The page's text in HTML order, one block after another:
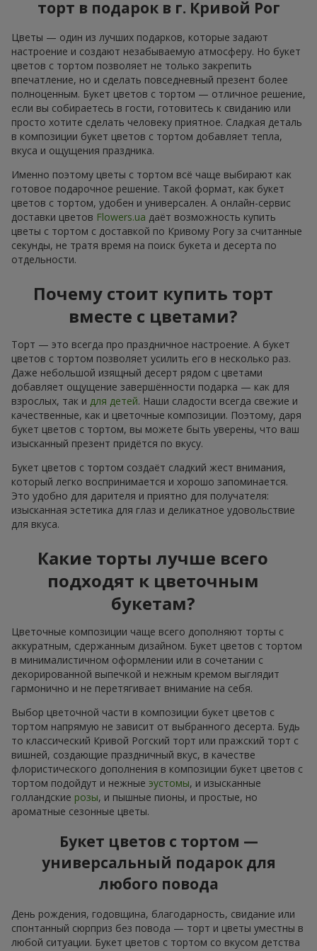
торт в подарок в г. Кривой Рог
Цветы — один из лучших подарков, которые задают
настроение и создают незабываемую атмосферу. Но букет
цветов с тортом позволяет не только закрепить
впечатление, но и сделать повседневный презент более
полноценным. Букет цветов с тортом — отличное решение,
если вы собираетесь в гости, готовитесь к свиданию или
просто хотите сделать человеку приятное. Сладкая деталь
в композиции букет цветов с тортом добавляет тепла,
вкуса и ощущения праздника.
Именно поэтому цветы с тортом всё чаще выбирают как
готовое подарочное решение. Такой формат, как букет
цветов с тортом, удобен и универсален. А онлайн-сервис
доставки цветов Flowers.ua даёт возможность купить
цветы с тортом с доставкой по Кривому Рогу за считанные
секунды, не тратя время на поиск букета и десерта по
отдельности.
Почему стоит купить торт
вместе с цветами?
Торт — это всегда про праздничное настроение. А букет
цветов с тортом позволяет усилить его в несколько раз.
Даже небольшой изящный десерт рядом с цветами
добавляет ощущение завершённости подарка — как для
взрослых, так и для детей. Наши сладости всегда свежие и
качественные, как и цветочные композиции. Поэтому, даря
букет цветов с тортом, вы можете быть уверены, что ваш
изысканный презент придётся по вкусу.
Букет цветов с тортом создаёт сладкий жест внимания,
который легко воспринимается и хорошо запоминается.
Это удобно для дарителя и приятно для получателя:
изысканная эстетика для глаз и деликатное удовольствие
для вкуса.
Какие торты лучше всего
подходят к цветочным
букетам?
Цветочные композиции чаще всего дополняют торты с
аккуратным, сдержанным дизайном. Букет цветов с тортом
в минималистичном оформлении или в сочетании с
декорированной выпечкой и нежным кремом выглядит
гармонично и не перетягивает внимание на себя.
Выбор цветочной части в композиции букет цветов с
тортом напрямую не зависит от выбранного десерта. Будь
то классический Кривой Рогский торт или пражский торт с
вишней, создающие праздничный вкус, в качестве
флористического дополнения в композиции букет цветов с
тортом подойдут и нежные эустомы, и изысканные
голландские розы, и пышные пионы, и простые, но
ароматные сезонные цветы.
Букет цветов с тортом —
универсальный подарок для
любого повода
День рождения, годовщина, благодарность, свидание или
спонтанный сюрприз без повода — торт и цветы уместны в
любой ситуации. Букет цветов с тортом со вкусом детства